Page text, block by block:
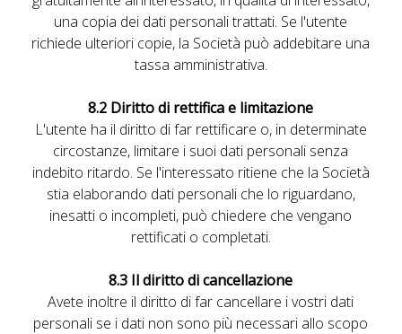
una copia dei dati personali trattati. Se l'utente
richiede ulteriori copie, la Società può addebitare una
tassa amministrativa.
8.2 Diritto di rettifica e limitazione
L'utente ha il diritto di far rettificare o, in determinate
circostanze, limitare i suoi dati personali senza
indebito ritardo. Se l'interessato ritiene che la Società
stia elaborando dati personali che lo riguardano,
inesatti o incompleti, può chiedere che vengano
rettificati o completati.
8.3 Il diritto di cancellazione
Avete inoltre il diritto di far cancellare i vostri dati
personali se i dati non sono più necessari allo scopo